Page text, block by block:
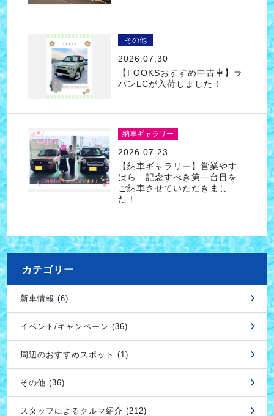
その他
2026.07.30
【FOOKSおすすめ中古車】ラ
パンLCが入荷しました！
納車ギャラリー
2026.07.23
【納車ギャラリー】営業やす
はら 記念すべき第一台目を
ご納車させていただきまし
た！
カテゴリー
新車情報 (6)
イベント/キャンペーン (36)
周辺のおすすめスポット (1)
その他 (36)
スタッフによるクルマ紹介 (212)